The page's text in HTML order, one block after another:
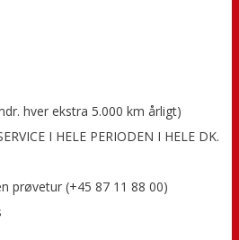
hver ekstra 5.000 km årligt)
I HELE PERIODEN I HELE DK.
prøvetur (+45 87 11 88 00)